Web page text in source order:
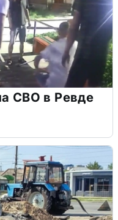
СВО в Ревде